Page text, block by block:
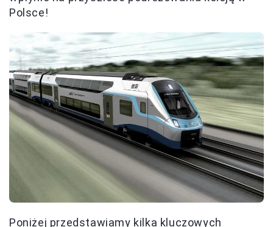
Polsce!
Poniżej przedstawiamy kilka kluczowych